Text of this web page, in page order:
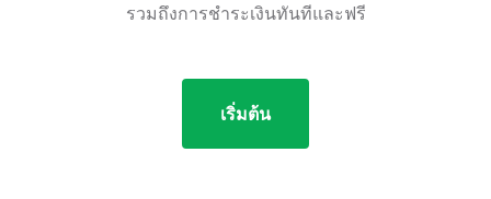
รวมถึงการชำระเงินทันทีและฟรี
เริ่มต้น